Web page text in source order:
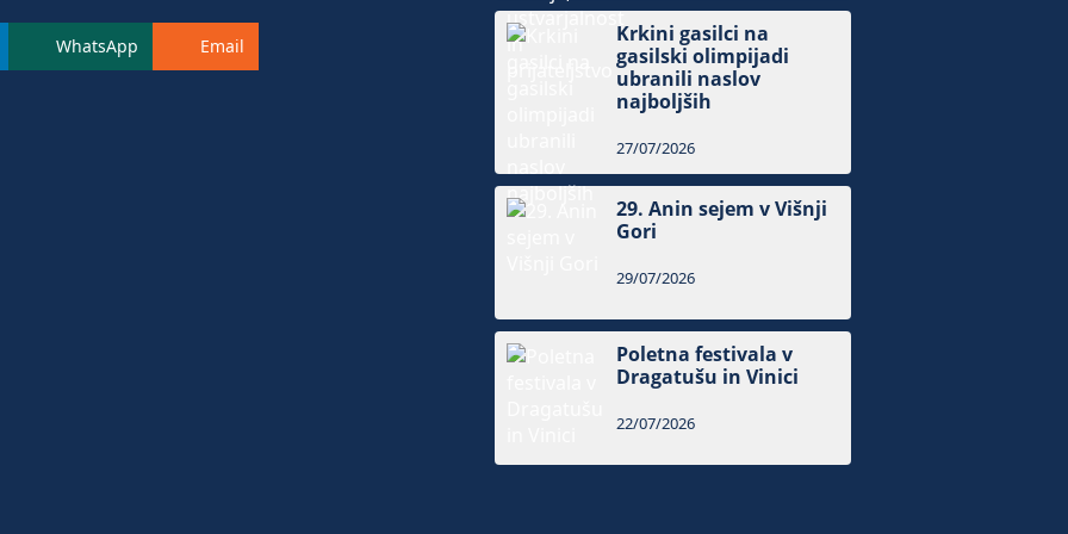
WhatsApp Email
Krkini gasilci na
gasilski olimpijadi
ubranili naslov
najboljših
27/07/2026
29. Anin sejem v Višnji
Gori
29/07/2026
Poletna festivala v
Dragatušu in Vinici
22/07/2026